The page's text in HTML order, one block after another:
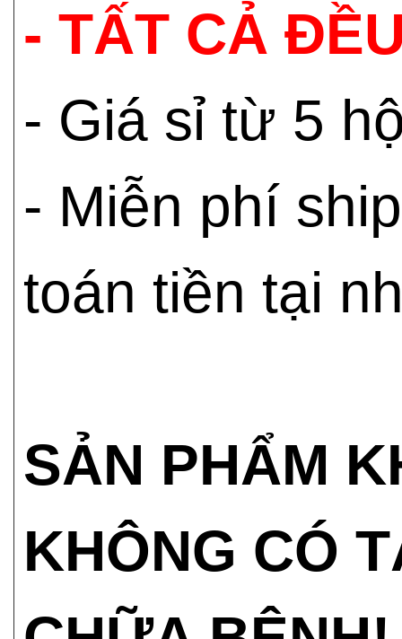
- TẤT CẢ
- Giá sỉ từ 5
- Miễn phí
toán tiền tại
SẢN PHẨM
KHÔNG CÓ